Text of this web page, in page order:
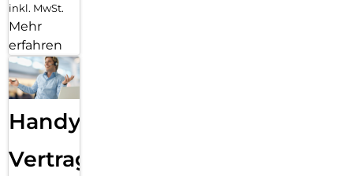
inkl. MwSt.
Mehr
erfahren
Handy
Vertragsabwicklung